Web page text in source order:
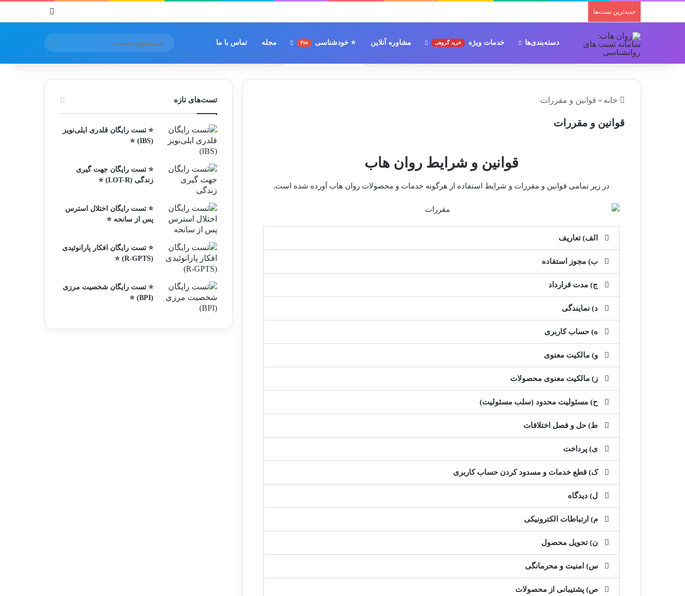
جدیدترین تست‌ها
دسته‌بندی‌ها خدمات ویژه خرید گروهی مشاوره آنلاین ⭐ خودشناسی Pro مجله تماس با ما
خانه » قوانین و مقررات
قوانین و مقررات
قوانین و شرایط روان هاب
در زیر تمامی قوانین و مقررات و شرایط استفاده از هرگونه خدمات و محصولات روان هاب آورده شده است.
الف) تعاریف
ب) مجوز استفاده
ج) مدت قرارداد
د) نمایندگی
ه) حساب کاربری
و) مالکیت معنوی
ز) مالکیت معنوی محصولات
ح) مسئولیت محدود (سلب مسئولیت)
ط) حل و فصل اختلافات
ی) پرداخت
ک) قطع خدمات و مسدود کردن حساب کاربری
ل) دیدگاه
م) ارتباطات الکترونیکی
ن) تحویل محصول
س) امنیت و محرمانگی
ص) پشتیبانی از محصولات
تست‌های تازه
⭐ تست رایگان قلدری ایلی‌نویز
(IBS) ⭐
⭐ تست رایگان جهت گیری
زندگی (LOT-R) ⭐
⭐ تست رایگان اختلال استرس
پس از سانحه ⭐
⭐ تست رایگان افکار پارانوئیدی
(R-GPTS) ⭐
⭐ تست رایگان شخصیت مرزی
(BPI) ⭐